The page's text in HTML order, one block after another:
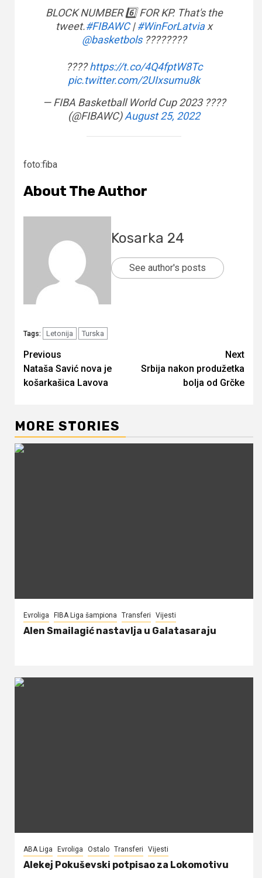
BLOCK NUMBER 6️⃣ FOR KP. That's the
tweet.#FIBAWC|#WinForLatviax
@basketbols????????
????https://t.co/4Q4fptW8Tc
pic.twitter.com/2UIxsumu8k
— FIBA Basketball World Cup 2023 ????
(@FIBAWC)August 25, 2022
foto:fiba
About The Author
Kosarka 24
See author's posts
Tags: Letonija Turska
Continue
Reading
Previous
Nataša Savić nova je
košarkašica Lavova
Next
Srbija nakon produžetka
bolja od Grčke
MORE STORIES
Evroliga FIBA Liga šampiona Transferi Vijesti
Alen Smailagić nastavlja u Galatasaraju
ABA Liga Evroliga Ostalo Transferi Vijesti
Alekej Pokuševski potpisao za Lokomotivu